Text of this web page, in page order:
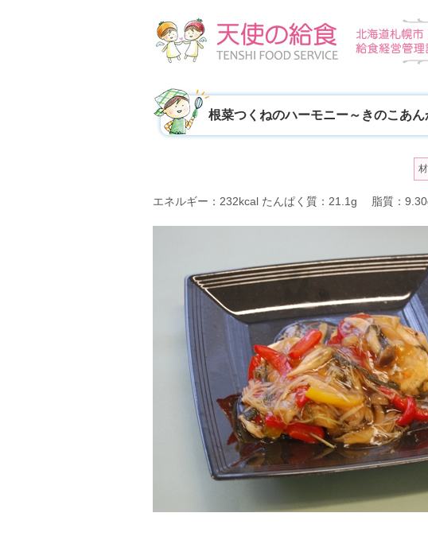
根菜つくねのハーモニー～きのこあん
エネルギー：232kcal たんぱく質：21.1g 脂質：